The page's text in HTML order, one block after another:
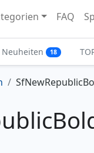
FAQ
Neuheiten 18